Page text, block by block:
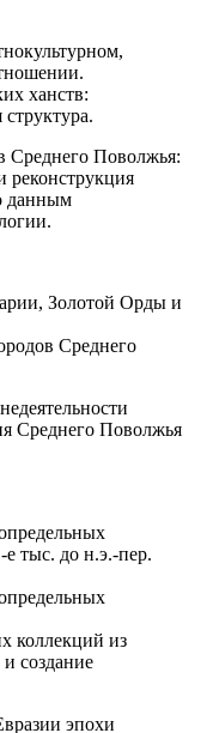
ханств:
Среднего Поволжья:
реконструкция
данным
Золотой Орды и
Среднего
Среднего Поволжья
е тыс. до н.э.-пер.
коллекций из
создание
эпохи